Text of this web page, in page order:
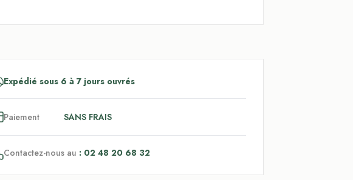
Expédié sous 6 à 7 jours ouvrés
Paiement SANS FRAIS
Contactez-nous au : 02 48 20 68 32